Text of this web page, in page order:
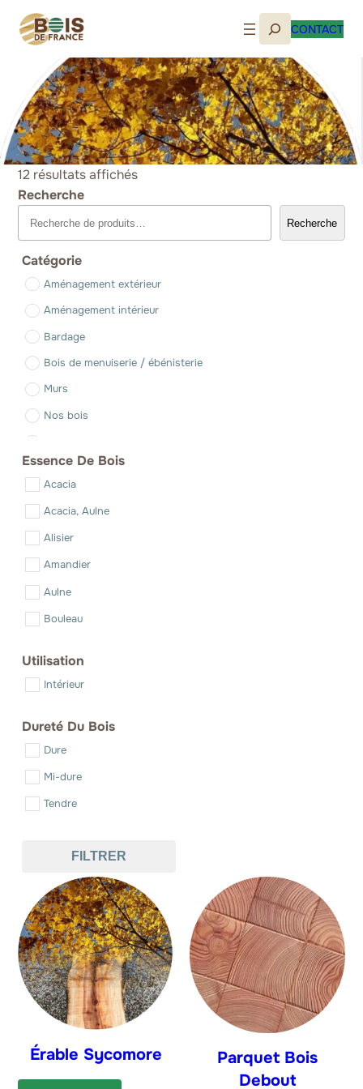
contenu
Recherche
CONTACT
Sols
12 résultats affichés
Recherche
Recherche
Catégorie
Aménagement extérieur
Aménagement intérieur
Bardage
Bois de menuiserie / ébénisterie
Murs
Nos bois
Essence De Bois
Acacia
Acacia, Aulne
Alisier
Amandier
Aulne
Bouleau
Cerisier (Merisier)
Charme
Châtaignier
Chêne
Douglas
Epicéa
Erable Sycomore
Frêne
Hêtre
If
Mélèze
Micocoulier
Utilisation
Intérieur
Dureté Du Bois
Dure
Mi-dure
Tendre
FILTRER
Érable Sycomore
Parquet Bois
Debout